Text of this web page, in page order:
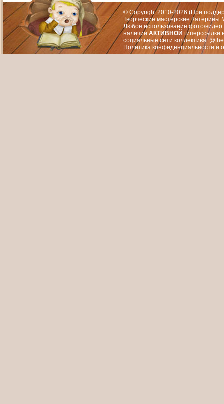
© Copyright 2010-2026 (При
Творческие мастерские
Любое использование фото/видео
наличии АКТИВНОЙ гиперссылки
социальные сети коллектива:
Политика конфиденциальности и